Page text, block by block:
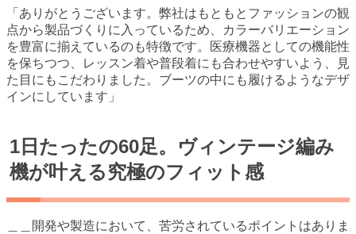
「ありがとうございます。弊社はもともとファッションの観
点から製品づくりに入っているため、カラーバリエーション
を豊富に揃えているのも特徴です。医療機器としての機能性
を保ちつつ、レッスン着や普段着にも合わせやすいよう、見
た目にもこだわりました。ブーツの中にも履けるようなデザ
インにしています」
1日たったの60足。ヴィンテージ編み
機が叶える究極のフィット感
＿＿開発や製造において、苦労されているポイントはありま